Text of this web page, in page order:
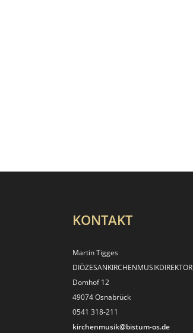
KONTAKT
Martin Tigges
DIÖZESANKIRCHEN­MUSIKDIREKTOR
Domhof 12
49074 Osnabrück
0541 318-211
kirchenmusik@bistum-os.de